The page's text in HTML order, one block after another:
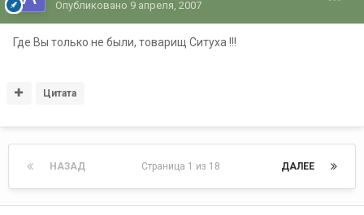
Опубликовано 9 апреля, 2007
Где Вы только не были, товарищ Ситуха !!!
Цитата
НАЗАД ДАЛЕЕ
Страница 1 из 18